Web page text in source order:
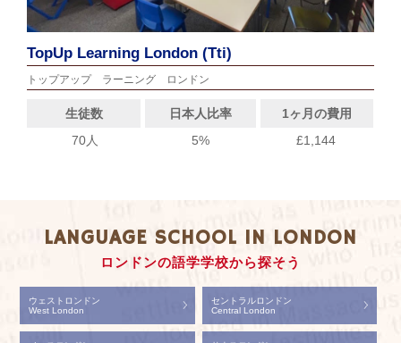
TopUp Learning London (Tti)
トップアップ ラーニング ロンドン
生徒数 日本人比率
1ヶ月の費用
70人
5% £1,144
LANGUAGE SCHOOL IN LONDON
ロンドンの語学学校から探そう
ウェストロンドン
West London
セントラルロンドン
Central London